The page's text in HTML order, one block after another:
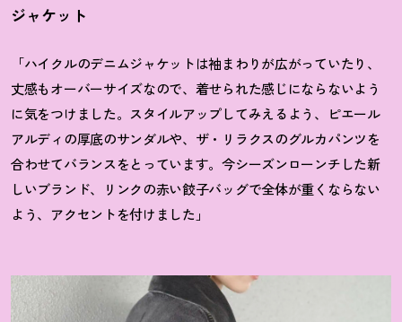
ジャケット
「ハイクルのデニムジャケットは袖まわりが広がっていたり、
丈感もオーバーサイズなので、着せられた感じにならないよう
に気をつけました。スタイルアップしてみえるよう、ピエール
アルディの厚底のサンダルや、ザ・リラクスのグルカパンツを
合わせてバランスをとっています。今シーズンローンチした新
しいブランド、リンクの赤い餃子バッグで全体が重くならない
よう、アクセントを付けました」